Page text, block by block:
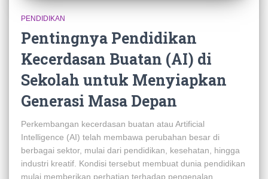
PENDIDIKAN
Pentingnya Pendidikan
Kecerdasan Buatan (AI) di
Sekolah untuk Menyiapkan
Generasi Masa Depan
Perkembangan kecerdasan buatan atau Artificial
Intelligence (AI) telah membawa perubahan besar di
berbagai sektor, mulai dari pendidikan, kesehatan, hingga
industri kreatif. Kondisi tersebut membuat dunia pendidikan
mulai memberikan perhatian terhadap pengenalan